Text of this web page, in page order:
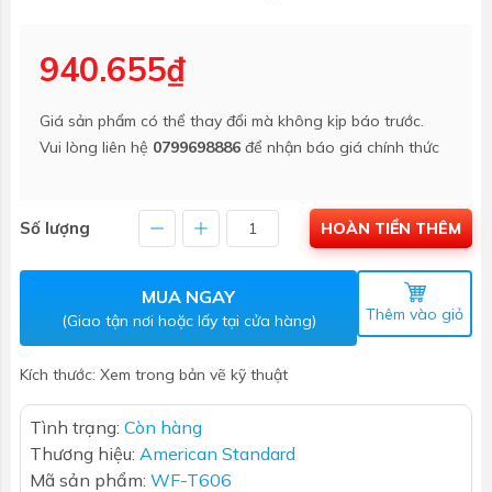
940.655₫
Giá sản phẩm có thể thay đổi mà không kịp báo trước.
Vui lòng liên hệ 0799698886 để nhận báo giá chính thức
Số lượng HOÀN TIỀN THÊM
MUA NGAY
(Giao tận nơi hoặc lấy tại cửa hàng) Thêm vào giỏ
Kích thước: Xem trong bản vẽ kỹ thuật
Tình trạng: Còn hàng
Thương hiệu: American Standard
Mã sản phẩm: WF-T606